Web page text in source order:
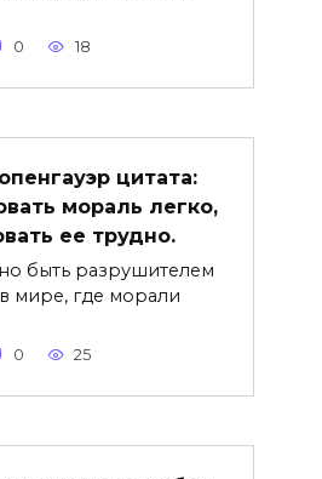
0 18
цитата:
мораль легко,
ее трудно.
быть разрушителем
мире, где морали
0 25